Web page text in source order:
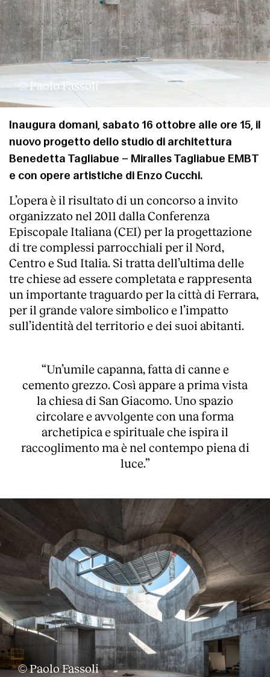
© Paolo Fassoli
Inaugura domani, sabato 16 ottobre alle ore 15, il
nuovo progetto dello studio di architettura
Benedetta Tagliabue – Miralles Tagliabue EMBT
e con opere artistiche di Enzo Cucchi.
L’opera è il risultato di un concorso a invito
organizzato nel 2011 dalla Conferenza
Episcopale Italiana (CEI) per la progettazione
di tre complessi parrocchiali per il Nord,
Centro e Sud Italia. Si tratta dell’ultima delle
tre chiese ad essere completata e rappresenta
un importante traguardo per la città di Ferrara,
per il grande valore simbolico e l’impatto
sull’identità del territorio e dei suoi abitanti.
“Un’umile capanna, fatta di canne e
cemento grezzo. Così appare a prima vista
la chiesa di San Giacomo. Uno spazio
circolare e avvolgente con una forma
archetipica e spirituale che ispira il
raccoglimento ma è nel contempo piena di
luce.”
© Paolo Fassoli